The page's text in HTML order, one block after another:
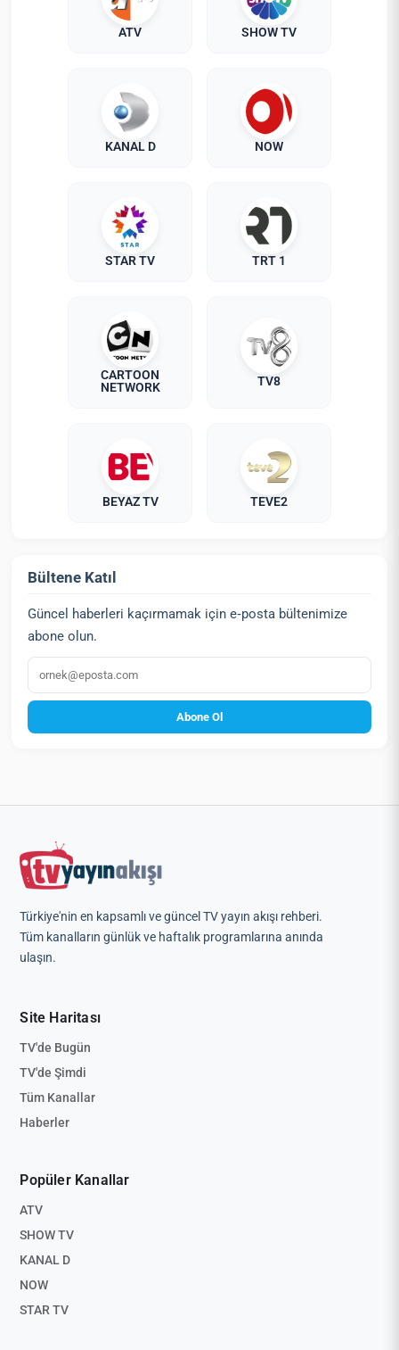
ATV SHOW TV
KANAL D NOW
STAR TV TRT 1
CARTOON
NETWORK
TV8
BEYAZ TV TEVE2
Bültene Katıl
Güncel haberleri kaçırmamak için e‑posta bültenimize
abone olun.
E‑posta
Abone Ol
Türkiye'nin en kapsamlı ve güncel TV yayın akışı rehberi.
Tüm kanalların günlük ve haftalık programlarına anında
ulaşın.
Site Haritası
TV'de Bugün
TV'de Şimdi
Tüm Kanallar
Haberler
Popüler Kanallar
ATV
SHOW TV
KANAL D
NOW
STAR TV